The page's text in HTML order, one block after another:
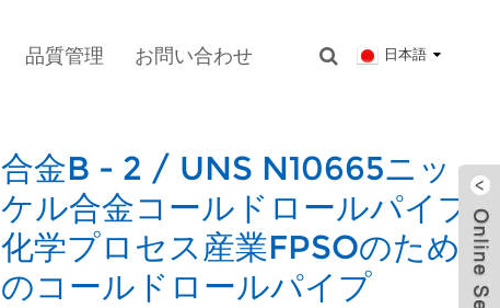
品質管理 お問い合わせ 日本語
合金B - 2 / UNS N10665ニッ
ケル合金コールドロールパイプ
化学プロセス産業FPSOのため
のコールドロールパイプ